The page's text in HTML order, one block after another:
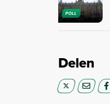
POLL
Delen